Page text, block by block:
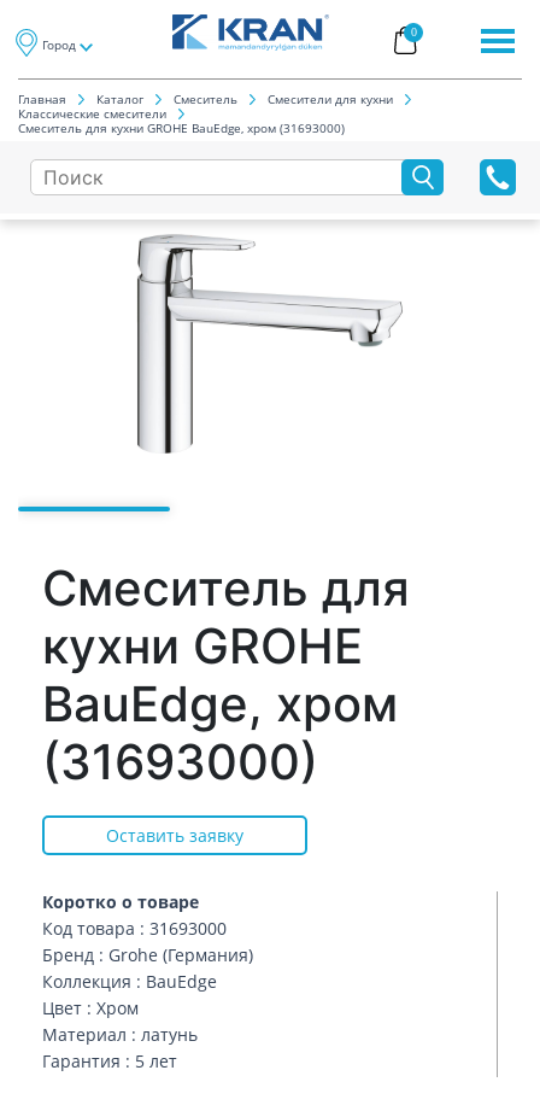
Город
0
Главная Каталог Смеситель
Смесители для кухни
Классические смесители
Смеситель для кухни GROHE BauEdge, хром (31693000)
Смеситель для
кухни GROHE
BauEdge, хром
(31693000)
Коротко о товаре
Код товара : 31693000
Бренд : Grohe (Германия)
Коллекция : BauEdge
Цвет : Хром
Материал : латунь
Гарантия : 5 лет
Оставить заявку